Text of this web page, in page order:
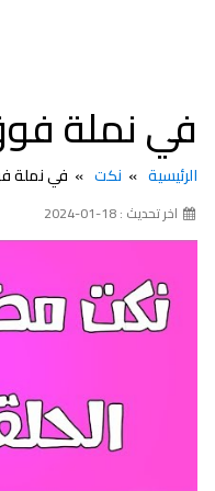
في نملة
الرئيسية نكت في نملة
اخر تحديث : 18-01-2024